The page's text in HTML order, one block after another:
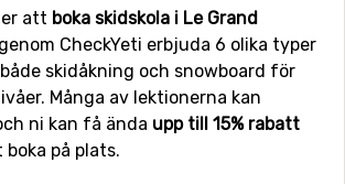
har åkt innan är det mer än väl värt att
skidsemester hit. Områden lämpar
sällskap som vill ut och roa sig i
familjer där alla är på olika
i sina skidkunskaper. Totalt så bjuder
och 90 kilometer pist.
att boka skidskola i Le Grand
CheckYeti erbjuda 6 olika typer
skidåkning och snowboard för
Många av lektionerna kan
ni kan få ända upp till 15% rabatt
på plats.